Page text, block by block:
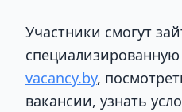
Участники смогут
vacancy.by,
вакансии, узнать